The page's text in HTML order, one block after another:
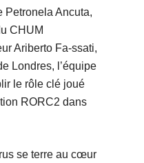
Petronela Ancuta,
CHUM
Ariberto Fa-ssati,
Londres, l’équipe
le rôle clé joué
RORC2 dans
se terre au cœur